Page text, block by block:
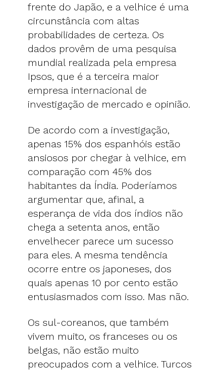
frente do Japão, e a velhice é uma
circunstância com altas
probabilidades de certeza. Os
dados provêm de uma pesquisa
mundial realizada pela empresa
Ipsos, que é a terceira maior
empresa internacional de
investigação de mercado e opinião.
De acordo com a investigação,
apenas 15% dos espanhóis estão
ansiosos por chegar à velhice, em
comparação com 45% dos
habitantes da Índia. Poderíamos
argumentar que, afinal, a
esperança de vida dos índios não
chega a setenta anos, então
envelhecer parece um sucesso
para eles. A mesma tendência
ocorre entre os japoneses, dos
quais apenas 10 por cento estão
entusiasmados com isso. Mas não.
Os sul-coreanos, que também
vivem muito, os franceses ou os
belgas, não estão muito
preocupados com a velhice. Turcos